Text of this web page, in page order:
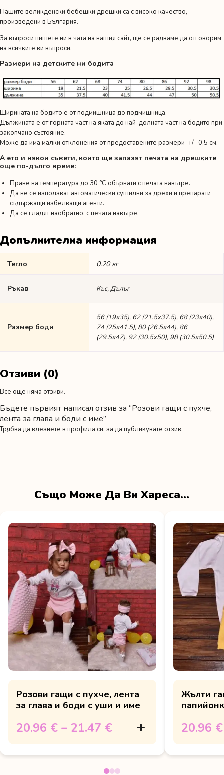
Нашите великденски бебешки дрешки са с високо качество,
произведени в България.
За въпроси пишете ни в чата на нашия сайт, ще се радваме да отговорим
на всичките ви въпроси.
Размери на детските ни бодита
Ширината на бодито е от подмишница до подмишница.
Дължината е от горната част на яката до най-долната част на бодито при
закопчано състояние.
Може да има малки отклонения от предоставените размери +/– 0,5 см.
А ето и някои съвети, които ще запазят печата на дрешките
още по-дълго време:
Пране на температура до 30 °C обърнати с печата навътре.
Да не се използват автоматически сушилни за дрехи и препарати
съдържащи избелващи агенти.
Да се гладят наобратно, с печата навътре.
Допълнителна информация
Тегло 0.20 кг
Ръкав Къс, Дълъг
Размер боди
56 (19х35), 62 (21.5х37.5), 68 (23х40),
74 (25х41.5), 80 (26.5х44), 86
(29.5х47), 92 (30.5х50), 98 (30.5х50.5)
Отзиви (0)
Все още няма отзиви.
Бъдете първият написал отзив за “Розови гащи с пухче,
лента за глава и боди с име”
Трябва да влезнете в профила си, за да публикувате отзив.
Също Може Да Ви Хареса…
Розови гащи с пухче, лента
за глава и боди с уши и име
20.96 € – 21.47 €
Жълти
20.96 €